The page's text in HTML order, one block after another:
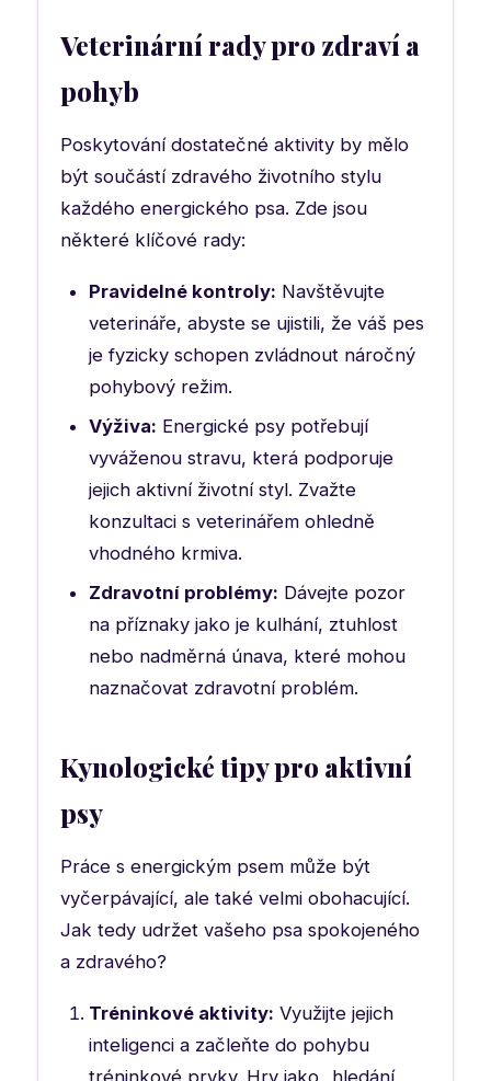
Veterinární rady pro zdraví a
pohyb
Poskytování dostatečné aktivity by mělo
být součástí zdravého životního stylu
každého energického psa. Zde jsou
některé klíčové rady:
Pravidelné kontroly: Navštěvujte
veterináře, abyste se ujistili, že váš pes
je fyzicky schopen zvládnout náročný
pohybový režim.
Výživa: Energické psy potřebují
vyváženou stravu, která podporuje
jejich aktivní životní styl. Zvažte
konzultaci s veterinářem ohledně
vhodného krmiva.
Zdravotní problémy: Dávejte pozor
na příznaky jako je kulhání, ztuhlost
nebo nadměrná únava, které mohou
naznačovat zdravotní problém.
Kynologické tipy pro aktivní
psy
Práce s energickým psem může být
vyčerpávající, ale také velmi obohacující.
Jak tedy udržet vašeho psa spokojeného
a zdravého?
Tréninkové aktivity: Využijte jejich
inteligenci a začleňte do pohybu
tréninkové prvky. Hry jako „hledání